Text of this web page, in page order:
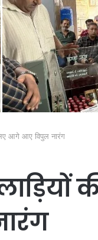
आगे आए विपुल नारंग